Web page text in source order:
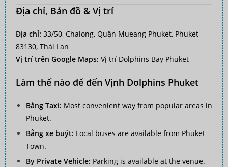
Địa chỉ, Bản đồ & Vị trí
Địa chỉ: 33/50, Chalong, Quận Mueang Phuket, Phuket
83130, Thái Lan
Vị trí trên Google Maps: Vị trí Dolphins Bay Phuket
Làm thế nào để đến Vịnh Dolphins Phuket
Bằng Taxi: Most convenient way from popular areas in
Phuket.
Bằng xe buýt: Local buses are available from Phuket
Town.
By Private Vehicle: Parking is available at the venue.